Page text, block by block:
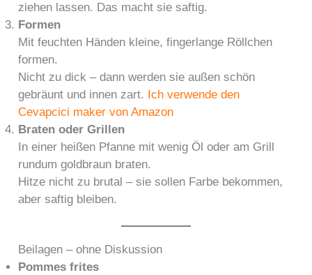
ziehen lassen. Das macht sie saftig.
Formen
Mit feuchten Händen kleine, fingerlange Röllchen
formen.
Nicht zu dick – dann werden sie außen schön
gebräunt und innen zart. Ich verwende den
Cevapcici maker von Amazon
Braten oder Grillen
In einer heißen Pfanne mit wenig Öl oder am Grill
rundum goldbraun braten.
Hitze nicht zu brutal – sie sollen Farbe bekommen,
aber saftig bleiben.
Beilagen – ohne Diskussion
Pommes frites